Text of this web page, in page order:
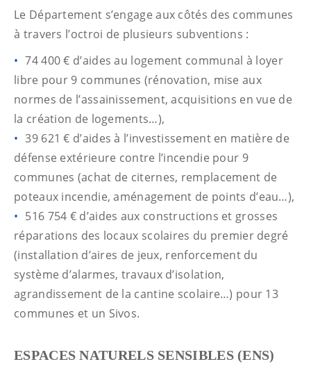
Le Département s’engage aux côtés des communes
à travers l’octroi de plusieurs subventions :
74 400 € d’aides au logement communal à loyer
libre pour 9 communes (rénovation, mise aux
normes de l’assainissement, acquisitions en vue de
la création de logements…),
39 621 € d’aides à l’investissement en matière de
défense extérieure contre l’incendie pour 9
communes (achat de citernes, remplacement de
poteaux incendie, aménagement de points d’eau…),
516 754 € d’aides aux constructions et grosses
réparations des locaux scolaires du premier degré
(installation d’aires de jeux, renforcement du
système d’alarmes, travaux d’isolation,
agrandissement de la cantine scolaire…) pour 13
communes et un Sivos.
ESPACES NATURELS SENSIBLES (ENS)